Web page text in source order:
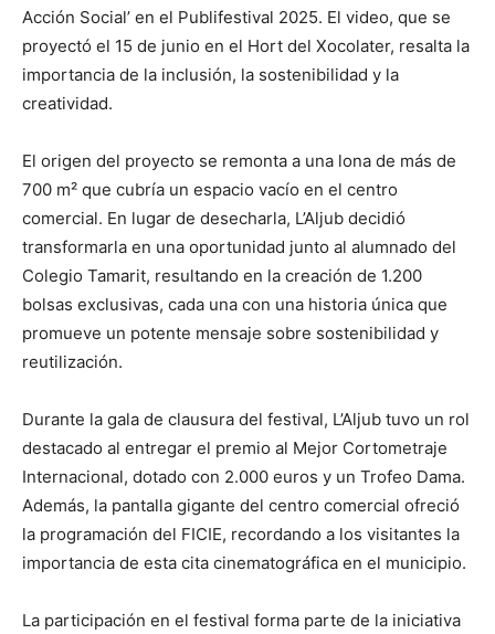
Acción Social’ en el Publifestival 2025. El video, que se
proyectó el 15 de junio en el Hort del Xocolater, resalta la
importancia de la inclusión, la sostenibilidad y la
creatividad.
El origen del proyecto se remonta a una lona de más de
700 m² que cubría un espacio vacío en el centro
comercial. En lugar de desecharla, L’Aljub decidió
transformarla en una oportunidad junto al alumnado del
Colegio Tamarit, resultando en la creación de 1.200
bolsas exclusivas, cada una con una historia única que
promueve un potente mensaje sobre sostenibilidad y
reutilización.
Durante la gala de clausura del festival, L’Aljub tuvo un rol
destacado al entregar el premio al Mejor Cortometraje
Internacional, dotado con 2.000 euros y un Trofeo Dama.
Además, la pantalla gigante del centro comercial ofreció
la programación del FICIE, recordando a los visitantes la
importancia de esta cita cinematográfica en el municipio.
La participación en el festival forma parte de la iniciativa